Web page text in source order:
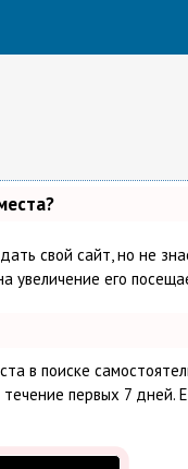
свой сайт, но не
увеличение его
в поиске
первых 7